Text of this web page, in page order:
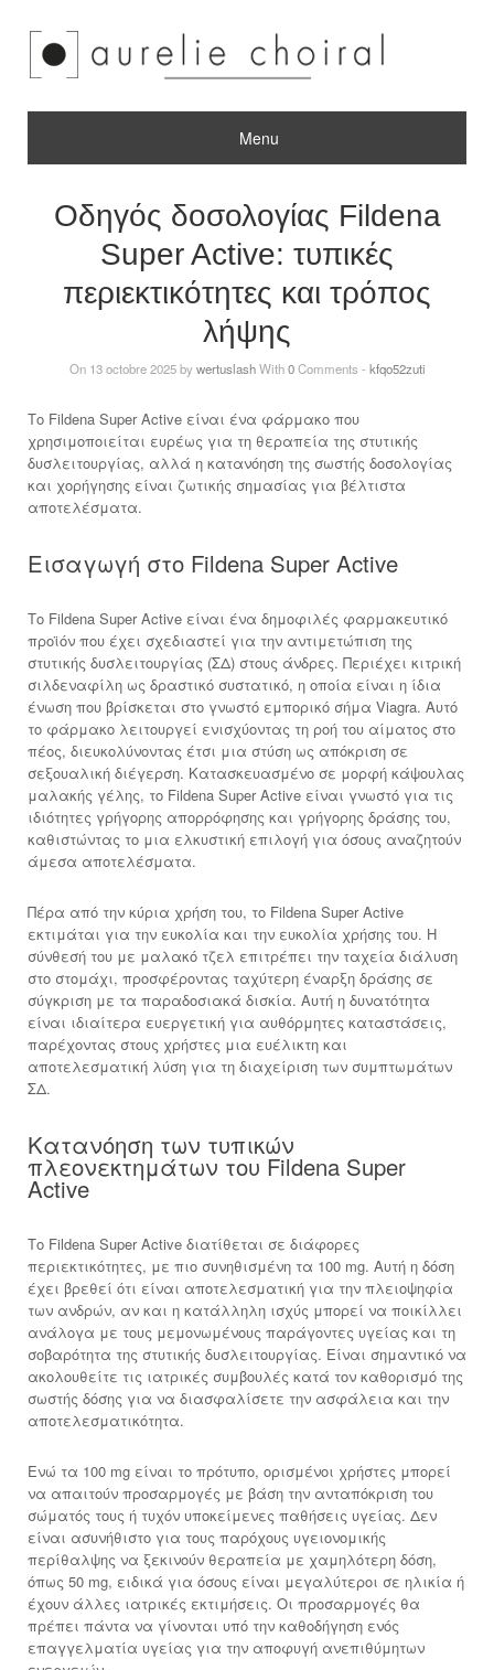
Menu
Οδηγός δοσολογίας Fildena
Super Active: τυπικές
περιεκτικότητες και τρόπος
λήψης
On 13 octobre 2025 bywertuslashWith0Comments - kfqo52zuti
Το Fildena Super Active είναι ένα φάρμακο που
χρησιμοποιείται ευρέως για τη θεραπεία της στυτικής
δυσλειτουργίας, αλλά η κατανόηση της σωστής δοσολογίας
και χορήγησης είναι ζωτικής σημασίας για βέλτιστα
αποτελέσματα.
Εισαγωγή στο Fildena Super Active
Το Fildena Super Active είναι ένα δημοφιλές φαρμακευτικό
προϊόν που έχει σχεδιαστεί για την αντιμετώπιση της
στυτικής δυσλειτουργίας (ΣΔ) στους άνδρες. Περιέχει κιτρική
σιλδεναφίλη ως δραστικό συστατικό, η οποία είναι η ίδια
ένωση που βρίσκεται στο γνωστό εμπορικό σήμα Viagra. Αυτό
το φάρμακο λειτουργεί ενισχύοντας τη ροή του αίματος στο
πέος, διευκολύνοντας έτσι μια στύση ως απόκριση σε
σεξουαλική διέγερση. Κατασκευασμένο σε μορφή κάψουλας
μαλακής γέλης, το Fildena Super Active είναι γνωστό για τις
ιδιότητες γρήγορης απορρόφησης και γρήγορης δράσης του,
καθιστώντας το μια ελκυστική επιλογή για όσους αναζητούν
άμεσα αποτελέσματα.
Πέρα από την κύρια χρήση του, το Fildena Super Active
εκτιμάται για την ευκολία και την ευκολία χρήσης του. Η
σύνθεσή του με μαλακό τζελ επιτρέπει την ταχεία διάλυση
στο στομάχι, προσφέροντας ταχύτερη έναρξη δράσης σε
σύγκριση με τα παραδοσιακά δισκία. Αυτή η δυνατότητα
είναι ιδιαίτερα ευεργετική για αυθόρμητες καταστάσεις,
παρέχοντας στους χρήστες μια ευέλικτη και
αποτελεσματική λύση για τη διαχείριση των συμπτωμάτων
ΣΔ.
Κατανόηση των τυπικών
πλεονεκτημάτων του Fildena Super
Active
Το Fildena Super Active διατίθεται σε διάφορες
περιεκτικότητες, με πιο συνηθισμένη τα 100 mg. Αυτή η δόση
έχει βρεθεί ότι είναι αποτελεσματική για την πλειοψηφία
των ανδρών, αν και η κατάλληλη ισχύς μπορεί να ποικίλλει
ανάλογα με τους μεμονωμένους παράγοντες υγείας και τη
σοβαρότητα της στυτικής δυσλειτουργίας. Είναι σημαντικό να
ακολουθείτε τις ιατρικές συμβουλές κατά τον καθορισμό της
σωστής δόσης για να διασφαλίσετε την ασφάλεια και την
αποτελεσματικότητα.
Ενώ τα 100 mg είναι το πρότυπο, ορισμένοι χρήστες μπορεί
να απαιτούν προσαρμογές με βάση την ανταπόκριση του
σώματός τους ή τυχόν υποκείμενες παθήσεις υγείας. Δεν
είναι ασυνήθιστο για τους παρόχους υγειονομικής
περίθαλψης να ξεκινούν θεραπεία με χαμηλότερη δόση,
όπως 50 mg, ειδικά για όσους είναι μεγαλύτεροι σε ηλικία ή
έχουν άλλες ιατρικές εκτιμήσεις. Οι προσαρμογές θα
πρέπει πάντα να γίνονται υπό την καθοδήγηση ενός
επαγγελματία υγείας για την αποφυγή ανεπιθύμητων